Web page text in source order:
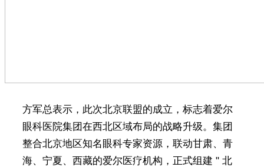
方军总表示，此次北京联盟的成立，标志着爱尔
眼科医院集团在西北区域布局的战略升级。集团
整合北京地区知名眼科专家资源，联动甘肃、青
海、宁夏、西藏的爱尔医疗机构，正式组建 " 北